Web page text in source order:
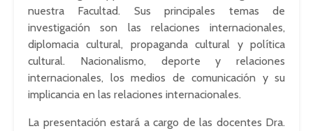
nuestra Facultad. Sus principales temas de
investigación son las relaciones internacionales,
diplomacia cultural, propaganda cultural y política
cultural. Nacionalismo, deporte y relaciones
internacionales, los medios de comunicación y su
implicancia en las relaciones internacionales.
La presentación estará a cargo de las docentes Dra.